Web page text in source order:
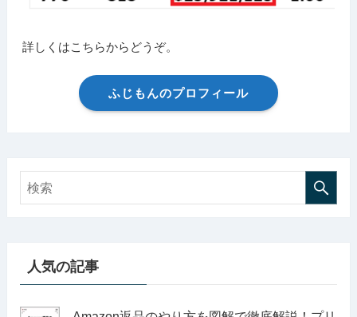
詳しくはこちらからどうぞ。
ふじもんのプロフィール
人気の記事